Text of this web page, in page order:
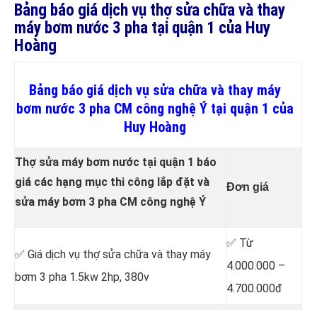
Bảng báo giá dịch vụ thợ sửa chữa và thay
máy bơm nước 3 pha tại quận 1 của Huy
Hoàng
Bảng báo giá dịch vụ sửa chữa và thay máy
bơm nước 3 pha CM công nghệ Ý tại quận 1 của
Huy Hoàng
Thợ sửa máy bơm nước tại quận 1 báo
giá các hạng mục thi công lắp đặt và
sửa máy bơm 3 pha CM công nghệ Ý
Đơn giá
✅ Giá dịch vụ thợ sửa chữa và thay máy
bơm 3 pha 1.5kw 2hp, 380v
✅ Từ
4.000.000 –
4.700.000đ